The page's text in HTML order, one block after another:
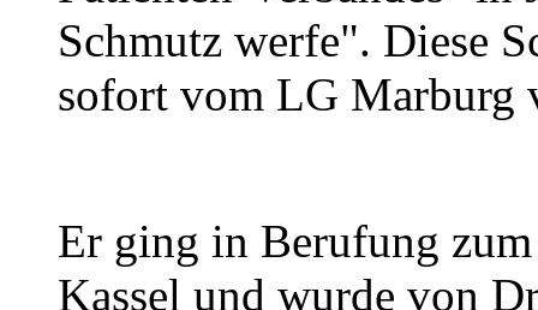
Schmutz werfe". Diese
sofort vom LG Marburg
Er ging in Berufung
Kassel und wurde von